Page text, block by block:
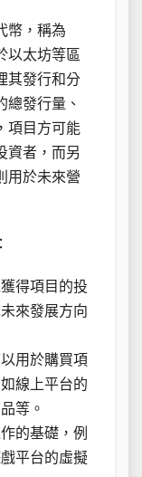
幣，稱為
以太坊等區
其發行和分
總發行量、
項目方可能
資者，而另
用於未來營
得項目的投
來發展方向
用於購買項
線上平台的
等。
的基礎，例
平台的虛擬